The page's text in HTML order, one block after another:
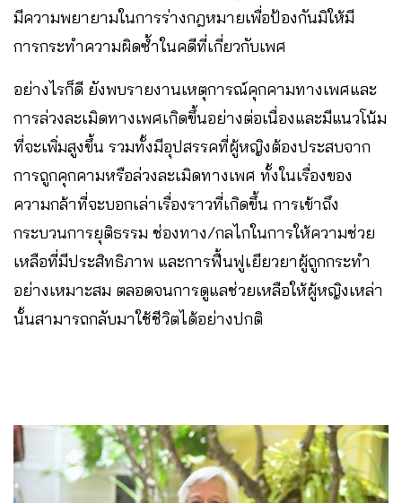
มีความพยายามในการร่างกฎหมายเพื่อป้องกันมิให้มี
การกระทำความผิดซ้ำในคดีที่เกี่ยวกับเพศ
อย่างไรก็ดี ยังพบรายงานเหตุการณ์คุกคามทางเพศและ
การล่วงละเมิดทางเพศเกิดขึ้นอย่างต่อเนื่องและมีแนวโน้ม
ที่จะเพิ่มสูงขึ้น รวมทั้งมีอุปสรรคที่ผู้หญิงต้องประสบจาก
การถูกคุกคามหรือล่วงละเมิดทางเพศ ทั้งในเรื่องของ
ความกล้าที่จะบอกเล่าเรื่องราวที่เกิดขึ้น การเข้าถึง
กระบวนการยุติธรรม ช่องทาง/กลไกในการให้ความช่วย
เหลือที่มีประสิทธิภาพ และการฟื้นฟูเยียวยาผู้ถูกกระทำ
อย่างเหมาะสม ตลอดจนการดูแลช่วยเหลือให้ผู้หญิงเหล่า
นั้นสามารถกลับมาใช้ชีวิตได้อย่างปกติ